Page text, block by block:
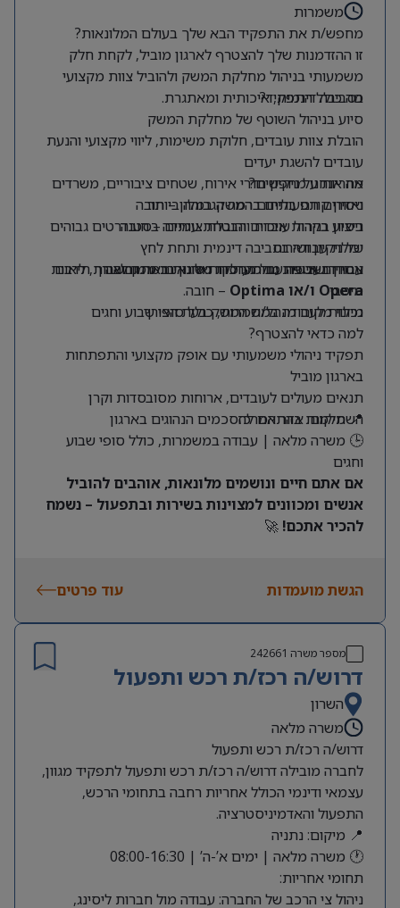
משמרות
מחפש/ת את התפקיד הבא שלך בעולם המלונאות?
זו ההזדמנות שלך להצטרף לארגון מוביל, לקחת חלק
משמעותי בניהול מחלקת המשק ולהוביל צוות מקצועי
בסביבה דינמית, איכותית ומאתגרת.
מה כולל התפקיד?
סיוע בניהול השוטף של מחלקת המשק
הובלת צוות עובדים, חלוקת משימות, ליווי מקצועי והנעת
עובדים להשגת יעדים
אחריות על ניקיון חדרי אירוח, שטחים ציבוריים, משרדים
ואזורים תפעוליים ברמה הגבוהה ביותר
ביצוע בקרות איכות והבטחת עמידה בסטנדרטים גבוהים
של ניקיון ושירות
עבודה שוטפת מול מחלקות שונות בארגון לצורך תיאום
מיטבי
מילוי מקום מנהל/ת המשק בעת הצורך
מה אנחנו מחפשים?
ניסיון קודם בתחום המשק במלון – חובה
ניסיון בניהול עובדים והובלת צוותים – חובה
יכולת עבודה בסביבה דינמית ותחת לחץ
אחריות אישית גבוהה, סדר וארגון ברמה גבוהה
ניסיון בעבודה עם מערכות מלונאיות ממוחשבות, לרבות
Opera ו/או Optima
– חובה.
נכונות לעבודה במשמרות, כולל סופי שבוע וחגים
למה כדאי להצטרף?
תפקיד ניהולי משמעותי עם אופק מקצועי והתפתחות
בארגון מוביל
תנאים מעולים לעובדים, ארוחות מסובסדות וקרן
השתלמות בהתאם להסכמים הנהוגים בארגון
📍 מיקום: אזור המרכז
🕒 משרה מלאה | עבודה במשמרות, כולל סופי שבוע
וחגים
אם אתם חיים ונושמים מלונאות, אוהבים להוביל
אנשים ומכוונים למצוינות בשירות ובתפעול – נשמח
להכיר אתכם! 🚀
הגשת מועמדות עוד פרטים
מספר משרה 242661
דרוש/ה רכז/ת רכש ותפעול
השרון
משרה מלאה
דרוש/ה רכז/ת רכש ותפעול
לחברה מובילה דרוש/ה רכז/ת רכש ותפעול לתפקיד מגוון,
עצמאי ודינמי הכולל אחריות רחבה בתחומי הרכש,
התפעול והאדמיניסטרציה.
📍 מיקום: נתניה
🕐 משרה מלאה | ימים א’-ה’ | 08:00-16:30
תחומי אחריות:
ניהול צי הרכב של החברה: עבודה מול חברות ליסינג,